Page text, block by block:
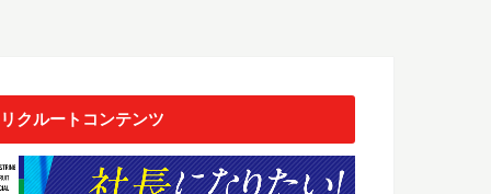
リクルートコンテンツ